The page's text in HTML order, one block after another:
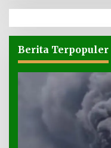
Berita Terpopuler